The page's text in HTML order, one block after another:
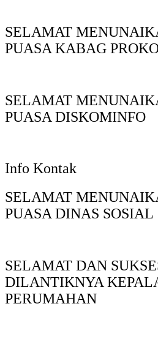
SELAMAT
PUASA KABAG
SELAMAT
PUASA DISKOMINFO
Info Kontak
SELAMAT
PUASA DINAS SOSIAL
SELAMAT DAN
DILANTIKNYA
PERUMAHAN